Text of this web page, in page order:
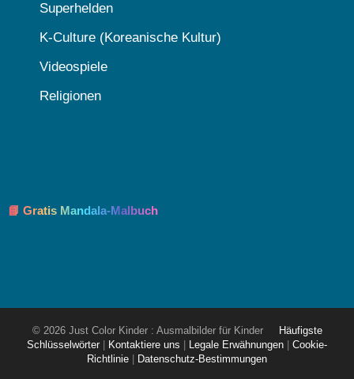
Superhelden
K-Culture (Koreanische Kultur)
Videospiele
Religionen
📘 Gratis Mandala-Malbuch
© 2026 Just Color Kinder : Ausmalbilder für Kinder
Häufigste
Schlüsselwörter
Kontaktiere uns Legale Erwähnungen
Cookie-
Richtlinie
Datenschutz-Bestimmungen